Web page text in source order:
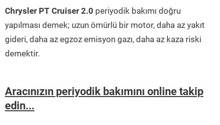
Chrysler PT Cruiser 2.0 periyodik bakımı doğru
yapılması demek; uzun ömürlü bir motor, daha az yakıt
gideri, daha az egzoz emisyon gazı, daha az kaza riski
demektir.
Aracınızın periyodik bakımını online takip
edin...